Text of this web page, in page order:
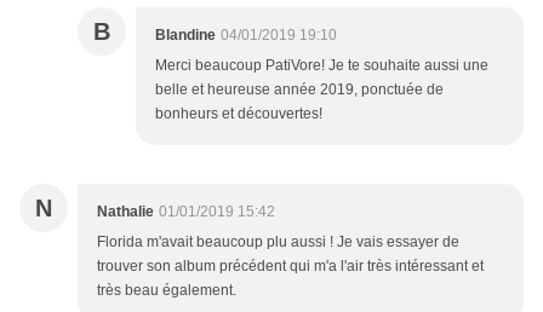
B Blandine 04/01/2019 19:10
Merci beaucoup PatiVore! Je te souhaite aussi une
belle et heureuse année 2019, ponctuée de
bonheurs et découvertes!
N Nathalie 01/01/2019 15:42
Florida m'avait beaucoup plu aussi ! Je vais essayer de
trouver son album précédent qui m'a l'air très intéressant et
très beau également.